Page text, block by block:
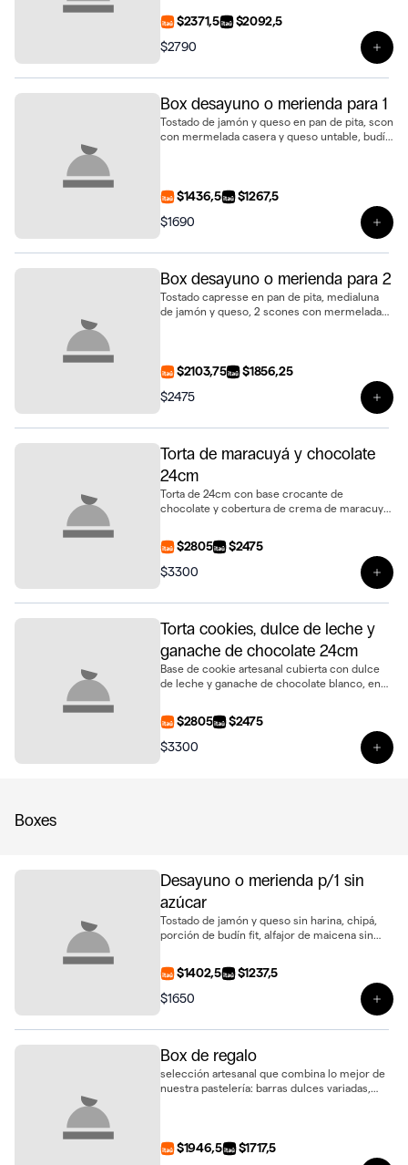
tomate, huevo duro y mayonesa, 2 mini
scones de queso, 2 bollos, 2 mini tartaletas de
limón y merengue, 2 budincitos de limón y
medianas, 2 brownies con dulce de leche y
de naranja natural
$2371,5
$2092,5
$2790
Ver
Box desayuno o merienda para 1
Tostado de jamón y queso en pan de pita, scon
con mermelada casera y queso untable, budín
$1436,5
$1267,5
$1690
Ver
Box desayuno o merienda para 2
Tostado capresse en pan de pita, medialuna
de jamón y queso, 2 scones con mermelada
$2103,75
$1856,25
$2475
Torta de maracuyá y chocolate
24cm
Torta de 24cm con base crocante de
chocolate y cobertura de crema de maracuyá.
$2805
$2475
$3300
Torta cookies, dulce de leche y
ganache de chocolate 24cm
Base de cookie artesanal cubierta con dulce
de leche y ganache de chocolate blanco, en
$2805
$2475
$3300
Boxes
Desayuno o merienda p/1 sin
azúcar
Tostado de jamón y queso sin harina, chipá,
porción de budín fit, alfajor de maicena sin
saludable, ideal para regalar
$1402,5
$1237,5
$1650
Box de regalo
selección artesanal que combina lo mejor de
nuestra pastelería: barras dulces variadas,
$1946,5
$1717,5